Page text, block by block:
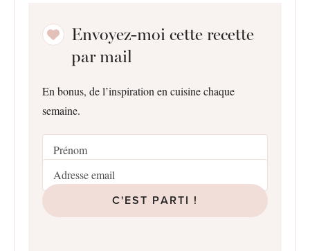
Envoyez-moi cette recette
par mail
En bonus, de l’inspiration en cuisine chaque
semaine.
C'EST PARTI !